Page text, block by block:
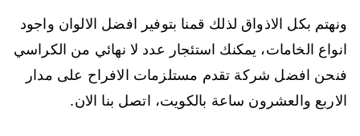
ونهتم بكل الاذواق لذلك قمنا بتوفير افضل الالوان واجود
انواع الخامات، يمكنك استئجار عدد لا نهائي من الكراسي
فنحن افضل شركة تقدم مستلزمات الافراح على مدار
الاربع والعشرون ساعة بالكويت، اتصل بنا الان.